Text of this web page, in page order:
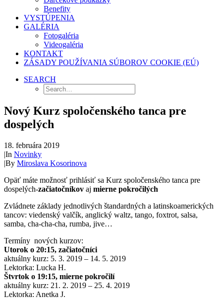
Benefity
VYSTÚPENIA
GALÉRIA
Fotogaléria
Videogaléria
KONTAKT
ZÁSADY POUŽÍVANIA SÚBOROV COOKIE (EÚ)
SEARCH
Nový Kurz spoločenského tanca pre
dospelých
18. februára 2019
|In Novinky
|By Miroslava Kosorinova
Opäť máte možnosť prihlásiť sa Kurz spoločenského tanca pre
dospelých-začiatočníkov aj mierne pokročilých
Zvládnete základy jednotlivých štandardných a latinskoamerických
tancov: viedenský valčík, anglický waltz, tango, foxtrot, salsa,
samba, cha-cha-cha, rumba, jive…
Termíny nových kurzov:
Utorok o 20:15, začiatočníci
aktuálny kurz: 5. 3. 2019 – 14. 5. 2019
Lektorka: Lucka H.
Štvrtok o 19:15, mierne pokročilí
aktuálny kurz: 21. 2. 2019 – 25. 4. 2019
Lektorka: Anetka J.